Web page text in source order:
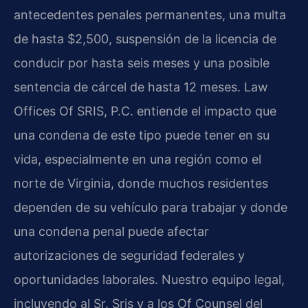
antecedentes penales permanentes, una multa
de hasta $2,500, suspensión de la licencia de
conducir por hasta seis meses y una posible
sentencia de cárcel de hasta 12 meses. Law
Offices Of SRIS, P.C. entiende el impacto que
una condena de este tipo puede tener en su
vida, especialmente en una región como el
norte de Virginia, donde muchos residentes
dependen de su vehículo para trabajar y donde
una condena penal puede afectar
autorizaciones de seguridad federales y
oportunidades laborales. Nuestro equipo legal,
incluyendo al Sr. Sris y a los Of Counsel del